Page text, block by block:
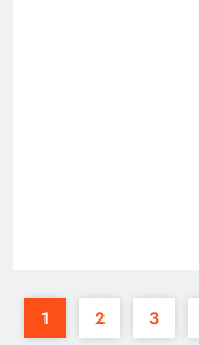
1 2 3